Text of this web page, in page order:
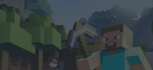
21:00 en la España peninsular.
más tarde, el mismo contenido
sin restricciones en el canal
YouTube de Rockstar Games